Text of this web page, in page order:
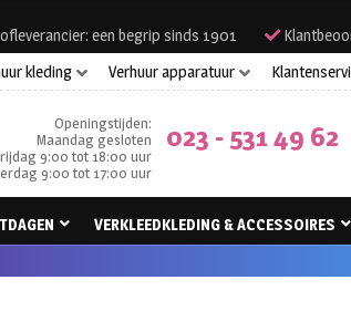
een begrip sinds 1901
kleding Verhuur apparatuur
Openingstijden:
Maandag gesloten
9:00 tot 18:00 uur
9:00 tot 17:00 uur
023 - 531 49 62
VERKLEEDKLEDING & ACCESSOIRES